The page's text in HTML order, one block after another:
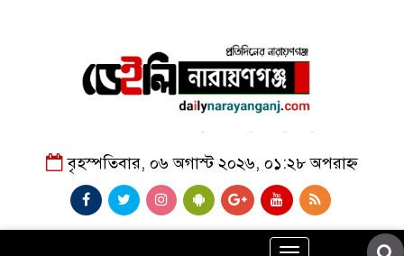
বৃহস্পতিবার, ০৬ অগাস্ট ২০২৬, ০১:২৮ অপরাহ্ন